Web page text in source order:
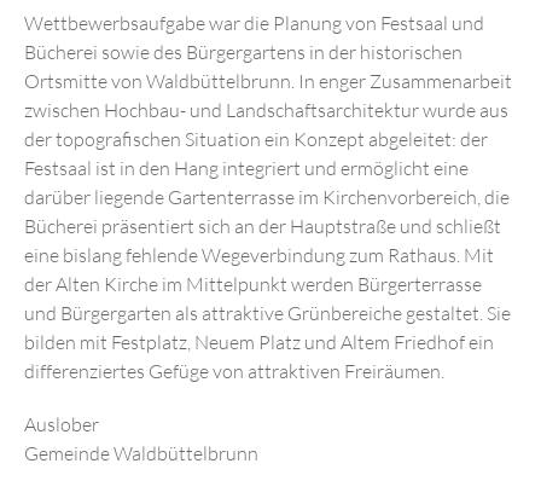
Wettbewerbsaufgabe war die Planung von Festsaal und
Bücherei sowie des Bürgergartens in der historischen
Ortsmitte von Waldbüttelbrunn. In enger Zusammenarbeit
zwischen Hochbau- und Landschaftsarchitektur wurde aus
der topografischen Situation ein Konzept abgeleitet: der
Festsaal ist in den Hang integriert und ermöglicht eine
darüber liegende Gartenterrasse im Kirchenvorbereich, die
Bücherei präsentiert sich an der Hauptstraße und schließt
eine bislang fehlende Wegeverbindung zum Rathaus. Mit
der Alten Kirche im Mittelpunkt werden Bürgerterrasse
und Bürgergarten als attraktive Grünbereiche gestaltet. Sie
bilden mit Festplatz, Neuem Platz und Altem Friedhof ein
differenziertes Gefüge von attraktiven Freiräumen.
Auslober
Gemeinde Waldbüttelbrunn